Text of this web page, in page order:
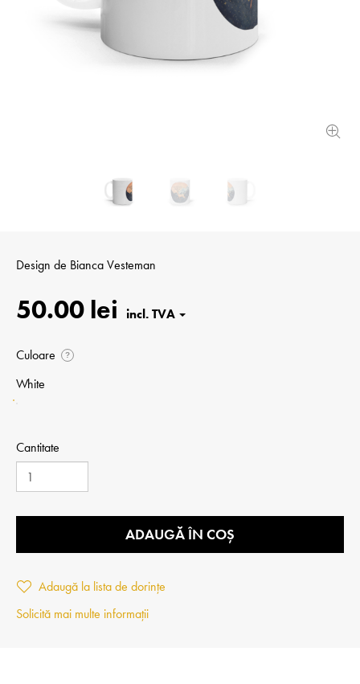
Design de Bianca Vesteman
50.00 lei
Culoare ?
White
Cantitate
ADAUGĂ ÎN COȘ
Adaugă la lista de dorințe
Solicită mai multe informații